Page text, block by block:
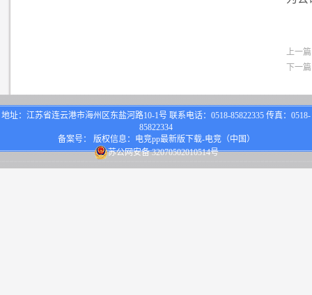
上一
下一
地址：江苏省连云港市海州区东盐河路10-1号 联系电话：0518-85822335 传真：0518-
85822334
备案号： 版权信息：电竞pp最新版下载-电竞（中国）
苏公网安备 32070502010514号